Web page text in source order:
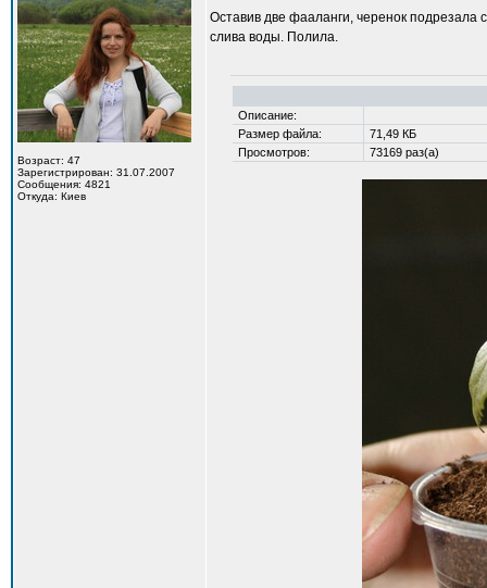
Возраст: 47
Зарегистрирован: 31.07.2007
Сообщения: 4821
Откуда: Киев
Оставив две фааланги, черенок подрезала
слива воды. Полила.
Описание:
Размер файла:
71,49 КБ
Просмотров:
73169 раз(а)